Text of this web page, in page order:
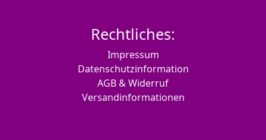
Rechtliches:
Impressum
Datenschutzinformation
AGB & Widerruf
Versandinformationen